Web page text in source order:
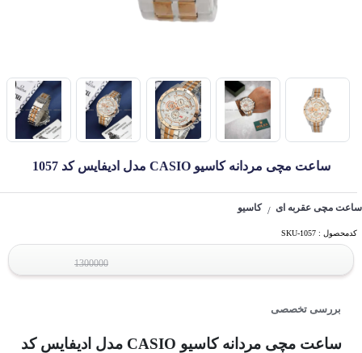
ساعت مچی مردانه کاسیو CASIO مدل ادیفایس کد 1057
ساعت مچی عقربه ای / کاسیو
کدمحصول : SKU-1057
1300000
بررسی تخصصی
ساعت مچی مردانه کاسیو CASIO مدل ادیفایس کد